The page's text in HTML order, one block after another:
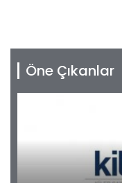
Öne Çıkanlar